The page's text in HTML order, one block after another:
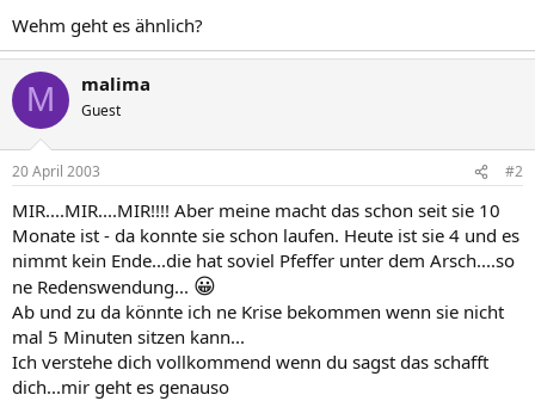
Wehm geht es ähnlich?
M malima
Guest
20 April 2003 #2
MIR....MIR....MIR!!!! Aber meine macht das schon seit sie 10
Monate ist - da konnte sie schon laufen. Heute ist sie 4 und es
nimmt kein Ende...die hat soviel Pfeffer unter dem Arsch....so
ne Redenswendung... 😀
Ab und zu da könnte ich ne Krise bekommen wenn sie nicht
mal 5 Minuten sitzen kann...
Ich verstehe dich vollkommend wenn du sagst das schafft
dich...mir geht es genauso